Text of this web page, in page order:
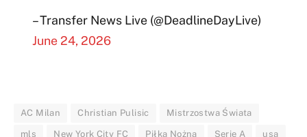
– Transfer News Live (@DeadlineDayLive)
June 24, 2026
AC Milan Christian Pulisic Mistrzostwa Świata
mls New York City FC Piłka Nożna Serie A usa